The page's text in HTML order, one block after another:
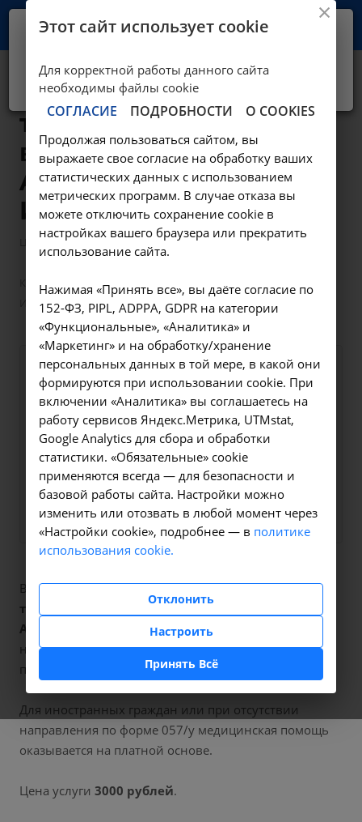
Компьютерная
томография
височной кости -
A06.25.003 в
Иркутске
Цены в Иркутске — Компьютерная томография в Иркутске
Компьютерная томография височной кости - A06.25.003 в
Иркутске
Оформите заявку на сайте,
мы свяжемся с вами в
ближайшее время и ответим
на все интересующие
вопросы.
3000 ₽
Заказать услугу
В наших клиниках мы проводимкомпьютерная
томография височной кости, код услуги (НМУ)
A06.25.003
. Для граждан России, у которых есть
направление, медицинская помощь оказывается по
полису ОМС бесплатно.
Для иностранных граждан или при отсутствии
направления по форме 057/у медицинская помощь
оказывается на платной основе.
Цена услуги 3000 рублей.
Ваш город -Иркутск?
Да, верно Нет, выбрать другой
Этот сайт использует cookie
Для корректной работы данного сайта
необходимы файлы cookie
СОГЛАСИЕ ПОДРОБНОСТИ О COOKIES
Продолжая пользоваться сайтом, вы
выражаете свое согласие на обработку ваших
статистических данных с использованием
метрических программ. В случае отказа вы
можете отключить сохранение cookie в
настройках вашего браузера или прекратить
использование сайта.
Нажимая «Принять все», вы даёте согласие по
152-ФЗ, PIPL, ADPPA, GDPR на категории
«Функциональные», «Аналитика» и
«Маркетинг» и на обработку/хранение
персональных данных в той мере, в какой они
формируются при использовании cookie. При
включении «Аналитика» вы соглашаетесь на
работу сервисов Яндекс.Метрика, UTMstat,
Google Analytics для сбора и обработки
статистики. «Обязательные» cookie
применяются всегда — для безопасности и
базовой работы сайта. Настройки можно
изменить или отозвать в любой момент через
«Настройки cookie», подробнее — в политике
использования cookie.
Отклонить
Настроить
Принять Всё